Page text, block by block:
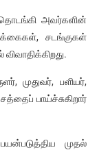
தொடங்கி அவர்களின்
சடங்குகள்
முதுவர், பளியர்,
பாய்ச்சுகிறார்
முதல்